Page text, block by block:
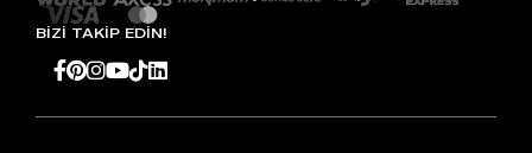
BİZİ TAKİP EDİN!